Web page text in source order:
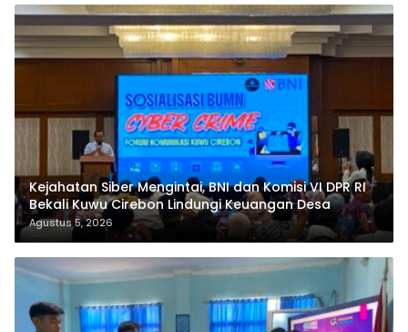
Kejahatan Siber Mengintai, BNI dan Komisi VI DPR RI
Bekali Kuwu Cirebon Lindungi Keuangan Desa
Agustus 5, 2026